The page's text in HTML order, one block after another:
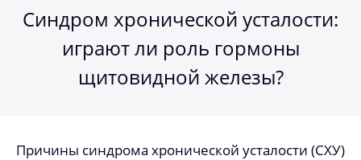
Синдром хронической усталости:
играют ли роль гормоны
щитовидной железы?
Причины синдрома хронической усталости (СХУ)